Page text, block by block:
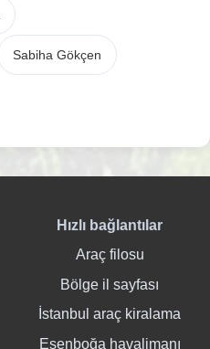
Sabiha Gökçen
Hızlı bağlantılar
Araç filosu
Bölge il sayfası
İstanbul araç kiralama
Esenboğa havalimanı